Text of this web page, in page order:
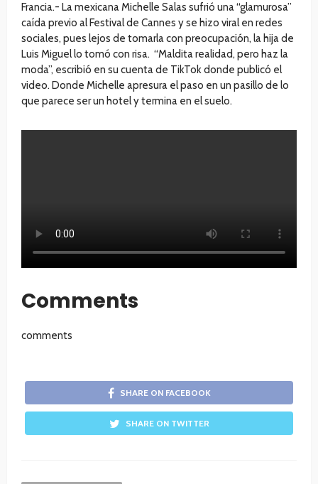
Francia.- La mexicana Michelle Salas sufrió una “glamurosa”
caída previo al Festival de Cannes y se hizo viral en redes
sociales, pues lejos de tomarla con preocupación, la hija de
Luis Miguel lo tomó con risa. “Maldita realidad, pero haz la
moda”, escribió en su cuenta de TikTok donde publicó el
video. Donde Michelle apresura el paso en un pasillo de lo
que parece ser un hotel y termina en el suelo.
Comments
comments
SHARE ON FACEBOOK
SHARE ON TWITTER